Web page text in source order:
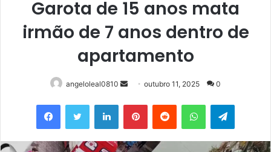
Garota de 15 anos mata
irmão de 7 anos dentro de
apartamento
angeloleal0810
Mande
e-
outubro 11, 2025 0
FacebookTwitter LinkedinPinterestReddit WhatsAppTelegram